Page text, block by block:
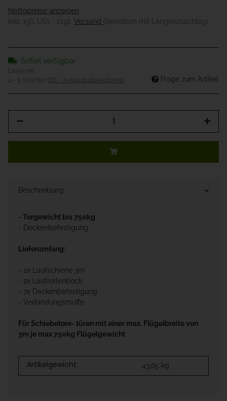
Nettopreise anzeigen
inkl. 19% USt. , zzgl. Versand (Spedition mit Längenzuschlag)
Sofort verfügbar
Lieferzeit:
4 - 5 Wochen
(DE - Ausland abweichend) Frage zum Artikel
Beschreibung
- Torgewicht bis 750kg
- Deckenbefestigung
Lieferumfang:
- 2x Laufschiene 3m
- 2x Laufrollenbock
- 7x Deckenbefestigung
- Verbindungsmuffe
Für Schiebetore- türen mit einer max. Flügelbreite von
3m je max 750kg Flügelgewicht
Artikelgewicht: 43,65 kg